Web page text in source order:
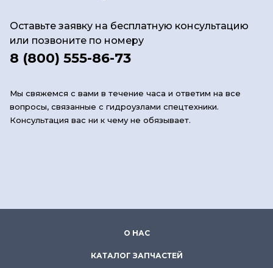
Оставьте заявку на бесплатную консультацию
или позвоните по номеру
8 (800) 555-86-73
Мы свяжемся с вами в течение часа и ответим на все
вопросы, связанные с гидроузлами спецтехники.
Консультация вас ни к чему не обязывает.
О НАС
КАТАЛОГ ЗАПЧАСТЕЙ